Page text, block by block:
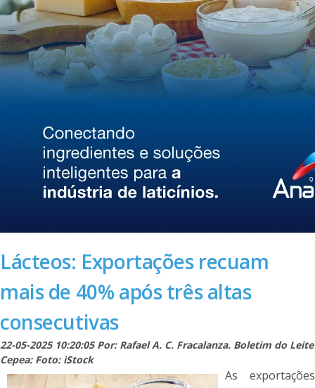
Lácteos: Exportações recuam
mais de 40% após três altas
consecutivas
22-05-2025 10:20:05 Por: Rafael A. C. Fracalanza. Boletim do Leite
Cepea: Foto: iStock
As exportações